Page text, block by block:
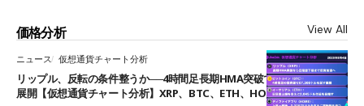
価格分析 View All
ニュース 仮想通貨チャート分析
リップル、反転の条件整うか──4時間足長期HMA突破で雲下端を目指す
展開【仮想通貨チャート分析】XRP、BTC、ETH、HOME